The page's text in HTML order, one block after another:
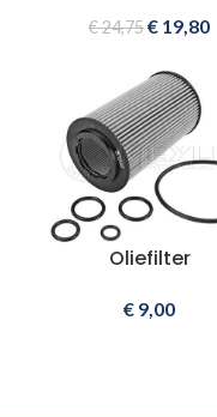
€24,75€ 19,80
Oliefilter
€ 9,00